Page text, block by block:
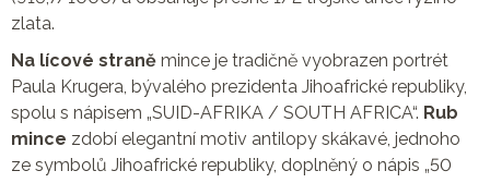
zlata.
Na lícové straně mince je tradičně vyobrazen portrét
Paula Krugera, bývalého prezidenta Jihoafrické republiky,
spolu s nápisem „SUID-AFRIKA / SOUTH AFRICA“. Rub
mince zdobí elegantní motiv antilopy skákavé, jednoho
ze symbolů Jihoafrické republiky, doplněný o nápis „50